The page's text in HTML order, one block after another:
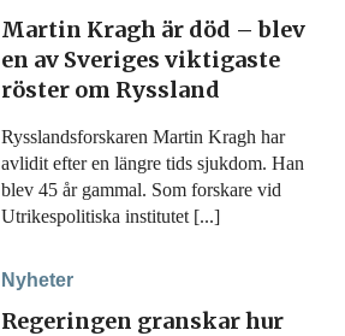
Martin Kragh är död – blev
en av Sveriges viktigaste
röster om Ryssland
Rysslandsforskaren Martin Kragh har
avlidit efter en längre tids sjukdom. Han
blev 45 år gammal. Som forskare vid
Utrikespolitiska institutet [...]
Nyheter
Regeringen granskar hur